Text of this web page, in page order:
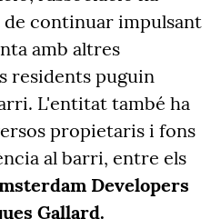
continuar impulsant
amb altres
residents puguin
L'entitat també ha
propietaris i fons
al barri, entre els
Developers
Gallard.